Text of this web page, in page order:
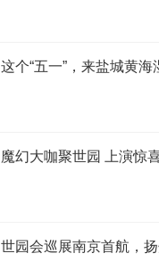
这个“五一”，来盐城黄海
魔幻大咖聚世园 上演惊
世园会巡展南京首航，